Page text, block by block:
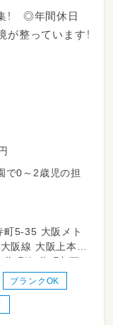
！ ◎年間休日
整っています！
で0～2歳児の担
PCで行います）
設定保育（戸外活
大阪メト
阪線 大阪上本町
町線 谷町九丁
徒歩で5分 大阪
ら徒歩で10分
ブランクOK